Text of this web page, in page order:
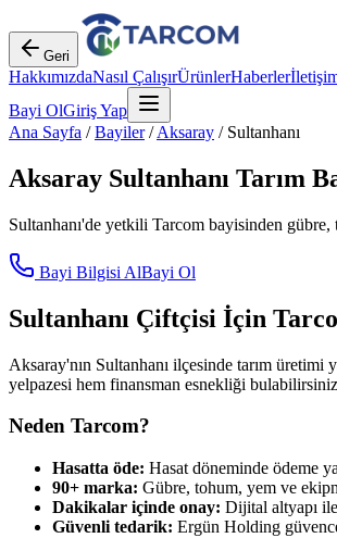
Geri
HakkımızdaNasıl ÇalışırÜrünlerHaberler
Bayi OlGiriş Yap
Ana Sayfa /Bayiler/Aksaray / Sultanhanı
Aksaray Sultanhanı Tarım
Sultanhanı'de yetkili Tarcom bayisinden gübre,
Bayi Bilgisi AlBayi Ol
Sultanhanı Çiftçisi İçin
Aksaray'nın Sultanhanı ilçesinde tarım üretimi
yelpazesi hem finansman esnekliği
Neden Tarcom?
Hasatta öde: Hasat döneminde ödeme
90+ marka: Gübre, tohum, yem ve
Dakikalar içinde onay: Dijital altyapı ile
Güvenli tedarik: Ergün Holding